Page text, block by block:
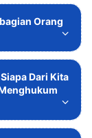
Orang
Dari Kita